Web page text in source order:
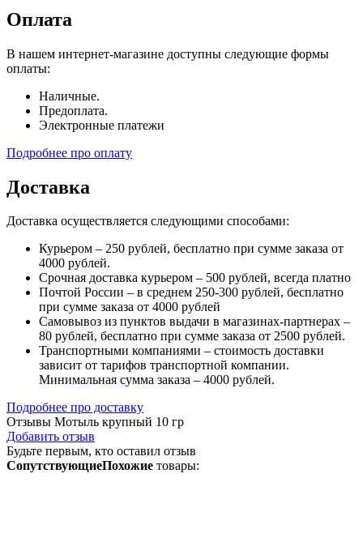
Оплата
В нашем интернет-магазине доступны следующие формы
оплаты:
Наличные.
Предоплата.
Электронные платежи
Подробнее про оплату
Доставка
Доставка осуществляется следующими способами:
Курьером – 250 рублей, бесплатно при сумме заказа от
4000 рублей.
Срочная доставка курьером – 500 рублей, всегда платно
Почтой России – в среднем 250-300 рублей, бесплатно
при сумме заказа от 4000 рублей
Самовывоз из пунктов выдачи в магазинах-партнерах –
80 рублей, бесплатно при сумме заказа от 2500 рублей.
Транспортными компаниями – стоимость доставки
зависит от тарифов транспортной компании.
Минимальная сумма заказа – 4000 рублей.
Подробнее про доставку
Отзывы Мотыль крупный 10 гр
Добавить отзыв
Будьте первым, кто оставил отзыв
СопутствующиеПохожие товары: